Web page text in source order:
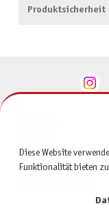
Produktsicherheit
SERVICE
Diese Website
Funktionalität bieten